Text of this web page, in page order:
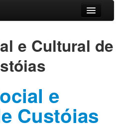
e Cultural de